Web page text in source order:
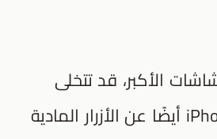
الأكبر، قد تتخلى
طرازات iPhone 16 Pro أيضًا عن الأزرار المادية